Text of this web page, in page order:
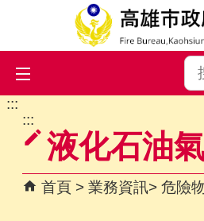
跳到主要內容區塊
:::
:::
液化石油
首頁 業務資訊 危險